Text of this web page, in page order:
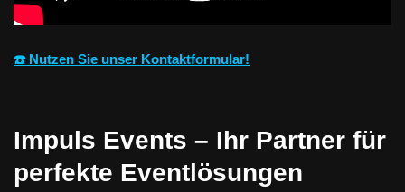
☎️ Nutzen Sie unser Kontaktformular!
Impuls Events – Ihr Partner für
perfekte Eventlösungen